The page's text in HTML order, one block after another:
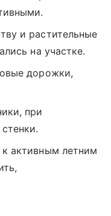
и растительные
на участке.
дорожки,
при
активным летним